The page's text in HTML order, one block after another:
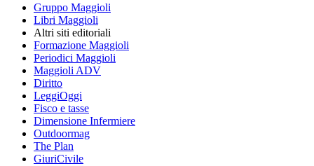
Gruppo Maggioli
Libri Maggioli
Altri siti editoriali
Formazione Maggioli
Periodici Maggioli
Maggioli ADV
Diritto
LeggiOggi
Fisco e tasse
Dimensione Infermiere
Outdoormag
The Plan
GiuriCivile